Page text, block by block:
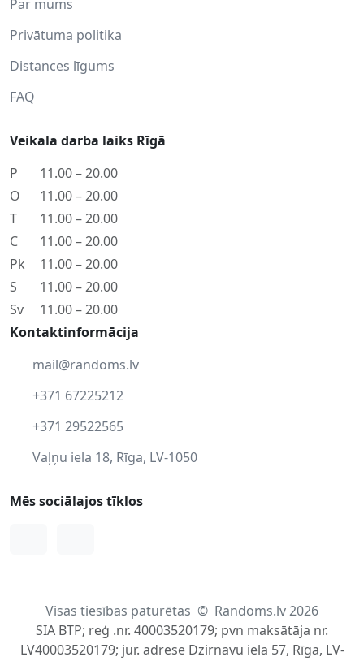
Par mums
Privātuma politika
Distances līgums
FAQ
Veikala darba laiks Rīgā
P
11.00 – 20.00
O
11.00 – 20.00
T
11.00 – 20.00
C
11.00 – 20.00
Pk
11.00 – 20.00
S
11.00 – 20.00
Sv
11.00 – 20.00
Kontaktinformācija
mail@randoms.lv
+371 67225212
+371 29522565
Vaļņu iela 18, Rīga, LV-1050
Mēs sociālajos tīklos
Visas tiesības paturētas © Randoms.lv 2026
SIA BTP; reģ .nr. 40003520179; pvn maksātāja nr.
LV40003520179; jur. adrese Dzirnavu iela 57, Rīga, LV-